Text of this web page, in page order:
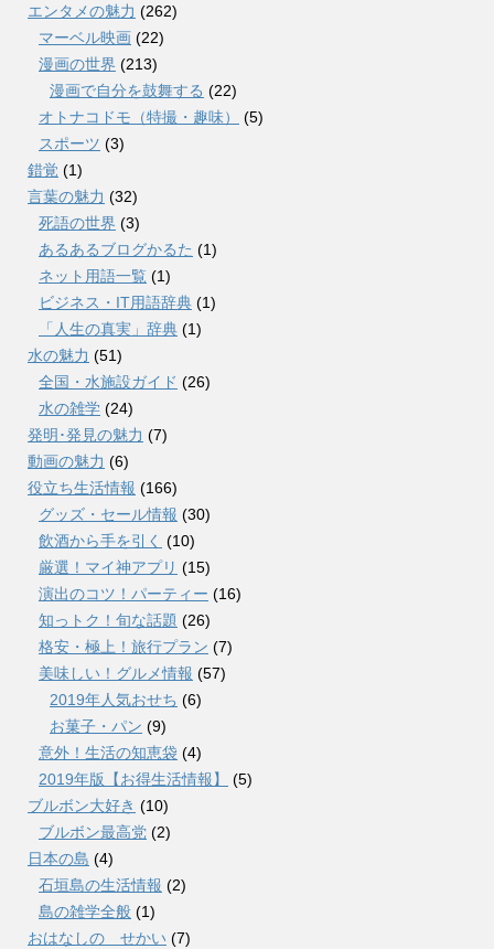
エンタメの魅力 (262)
マーベル映画 (22)
漫画の世界 (213)
漫画で自分を鼓舞する (22)
オトナコドモ（特撮・趣味）
(5)
スポーツ (3)
錯覚 (1)
言葉の魅力 (32)
死語の世界 (3)
あるあるブログかるた (1)
ネット用語一覧 (1)
ビジネス・IT用語辞典 (1)
「人生の真実」辞典 (1)
水の魅力 (51)
全国・水施設ガイド (26)
水の雑学 (24)
発明･発見の魅力 (7)
動画の魅力 (6)
役立ち生活情報 (166)
グッズ・セール情報 (30)
飲酒から手を引く (10)
厳選！マイ神アプリ (15)
演出のコツ！パーティー (16)
知っトク！旬な話題 (26)
格安・極上！旅行プラン (7)
美味しい！グルメ情報 (57)
2019年人気おせち (6)
お菓子・パン (9)
意外！生活の知恵袋 (4)
2019年版【お得生活情報】
(5)
ブルボン大好き (10)
ブルボン最高党 (2)
日本の島 (4)
石垣島の生活情報 (2)
島の雑学全般 (1)
おはなしの せかい (7)